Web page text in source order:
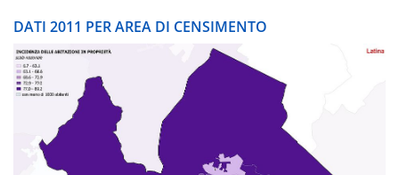
DATI 2011 PER AREA DI CENSIMENTO